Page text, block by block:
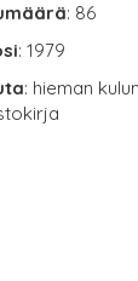
: 86
: 1979
: hieman